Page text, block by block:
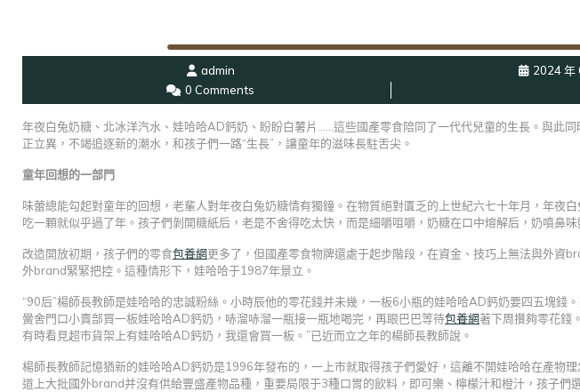
admin
2024 年
0 Comments
年夜白兔奶糖、北冰洋汽水、娃哈哈AD鈣奶、盼盼白薯片……這些國產零食陪同了一代代兒童的生長。與此
正立異，不竭追逐新的潮水，和孩子們一路“生長”，讓童年的滋味長駐舌尖。
童年回想的一部門
味蕾總能勾起對童年的回想，老輩人對年夜白兔奶糖情有獨鐘。在物質絕對匱乏的上世紀六七十年月，年夜白
吃一顆就似乎過了年。孩子們剝開糖紙后，老是不舍得吃太快，而是細嚼咀嚼，奶糖在口中熔解后，奶噴鼻味
改造開放初期，孩子們的零食包養網更多了，但國產零食物牌還處于起步階段，在資金、技巧上無法與外資
外brand緊緊把控。這種情形下，娃哈哈于1987年景立。
“90后”楊師長教師是娃哈哈的忠誠粉絲。小時辰他的零花錢并未幾，一板6小瓶的娃哈哈AD鈣奶要四五塊錢
黌舍門口小賣部買一板娃哈哈AD鈣奶，哧溜哧溜一瓶接一瓶地喝完，再眼巴巴等待包養網著下周攢夠零花錢
有時看見超市貨架上有娃哈哈AD鈣奶，我還會買一板。”已近而立之年的楊師長教師說。
楊師長教師記憶猶新的娃哈哈AD鈣奶是1996年發布的，一上市就取得孩子們愛好，這離不開娃哈哈在產物
道上大批國外brand并沒有供給豐盛產物品種，重要局限于3種口胃的飲料，即可樂、檸檬汁和橙汁，孩子們